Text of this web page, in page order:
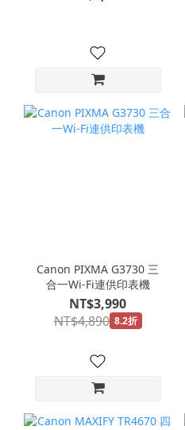
Canon PIXMA G3730 三
合一Wi-Fi連供印表機
NT$3,990
NT$4,890 8.2折